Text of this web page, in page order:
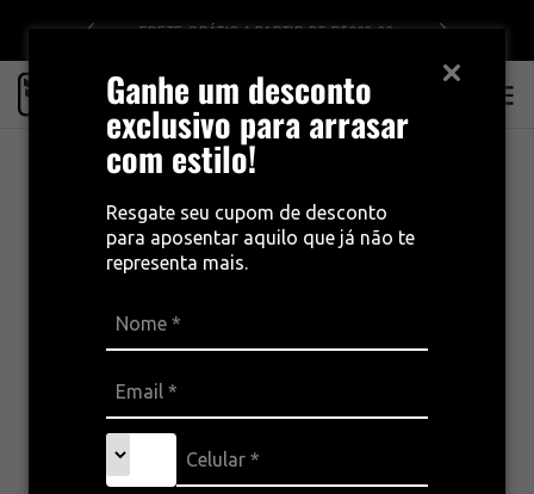
Ganhe um desconto
exclusivo para arrasar
com estilo!
Resgate seu cupom de desconto
para aposentar aquilo que já não te
representa mais.
R$499 FRETE GRÁTIS A PARTIR DE R$399,00